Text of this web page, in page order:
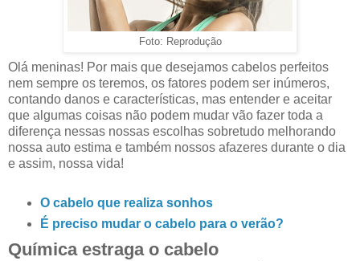
Foto: Reprodução
Olá meninas! Por mais que desejamos cabelos perfeitos
nem sempre os teremos, os fatores podem ser inúmeros,
contando danos e características, mas entender e aceitar
que algumas coisas não podem mudar vão fazer toda a
diferença nessas nossas escolhas sobretudo melhorando
nossa auto estima e também nossos afazeres durante o dia
e assim, nossa vida!
O cabelo que realiza sonhos
É preciso mudar o cabelo para o verão?
Química estraga o cabelo